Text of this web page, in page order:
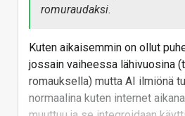
romuraudaksi.
Kuten aikaisemmin on ollut
jossain vaiheessa lähivuosina
romauksella) mutta AI ilmiönä
normaalina kuten internet